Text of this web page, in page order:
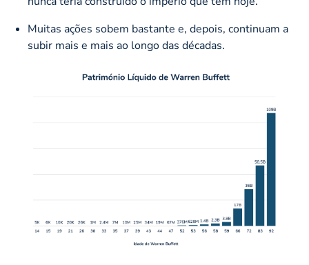
Muitas ações sobem bastante e, depois, continuam a
subir mais e mais ao longo das décadas.